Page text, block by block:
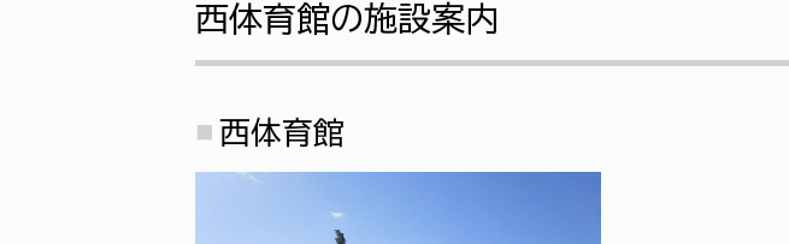
西体育館の施設案内
西体育館